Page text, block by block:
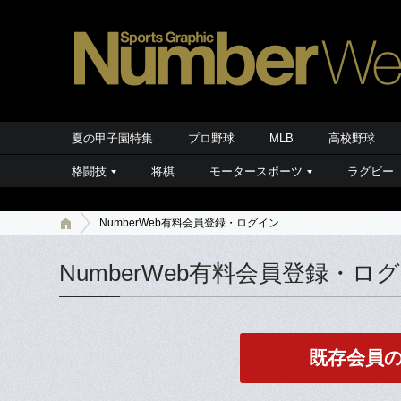
夏の甲子園特集 プロ野球 MLB 高校野球
格闘技 将棋 モータースポーツ ラグビー
NumberWeb有料会員登録・ログイン
NumberWeb有料会員登録・ロ
既存会員